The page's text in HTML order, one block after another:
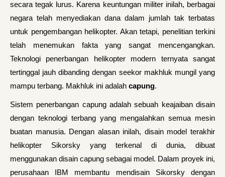
secara tegak lurus. Karena keuntungan militer inilah, berbagai
negara telah menyediakan dana dalam jumlah tak terbatas
untuk pengembangan helikopter. Akan tetapi, penelitian terkini
telah menemukan fakta yang sangat mencengangkan.
Teknologi penerbangan helikopter modern ternyata sangat
tertinggal jauh dibanding dengan seekor makhluk mungil yang
mampu terbang. Makhluk ini adalah capung.
Sistem penerbangan capung adalah sebuah keajaiban disain
dengan teknologi terbang yang mengalahkan semua mesin
buatan manusia. Dengan alasan inilah, disain model terakhir
helikopter Sikorsky yang terkenal di dunia, dibuat
menggunakan disain capung sebagai model. Dalam proyek ini,
perusahaan IBM membantu mendisain Sikorsky dengan